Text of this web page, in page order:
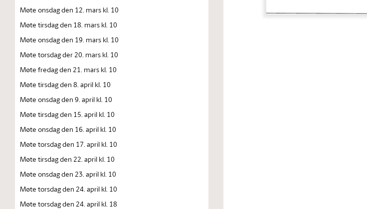
Møte onsdag den 12. mars kl. 10
Møte tirsdag den 18. mars kl. 10
Møte onsdag den 19. mars kl. 10
Møte torsdag der 20. mars kl. 10
Møte fredag den 21. mars kl. 10
Møte tirsdag den 8. april kl. 10
Møte onsdag den 9. april kl. 10
Møte tirsdag den 15. april kl. 10
Møte onsdag den 16. april kl. 10
Møte torsdag den 17. april kl. 10
Møte tirsdag den 22. april kl. 10
Møte onsdag den 23. april kl. 10
Møte torsdag den 24. april kl. 10
Møte torsdag den 24. april kl. 18